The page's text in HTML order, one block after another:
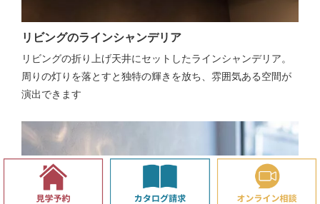
リビングのラインシャンデリア
リビングの折り上げ天井にセットしたラインシャンデリア。
周りの灯りを落とすと独特の輝きを放ち、雰囲気ある空間が
演出できます